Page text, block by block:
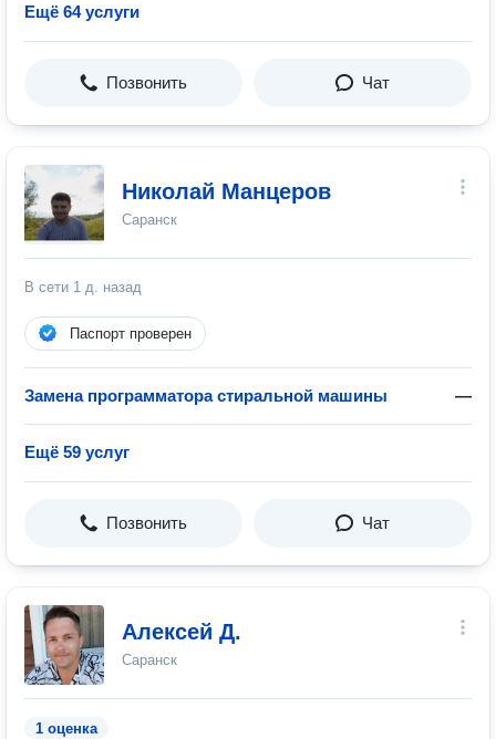
Ещё 64 услуги
Позвонить Чат
Николай Манцеров
Саранск
В сети 1 д. назад
Паспорт проверен
Замена программатора стиральной машины —
Ещё 59 услуг
Позвонить Чат
Алексей Д.
Саранск
1 оценка